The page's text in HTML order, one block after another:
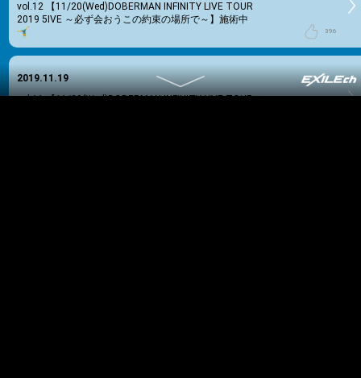
vol.12
【11/20(Wed)DOBERMAN INFINITY LIVE TOUR
2019 5IVE ～必ず会おうこの約束の場所で～】施術中
396
2019.11.19
vol.11 【11/20(Wed)DOBERMAN INFINITY LIVE TOUR